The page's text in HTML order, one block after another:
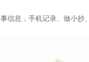
信息，手机记录、做小抄